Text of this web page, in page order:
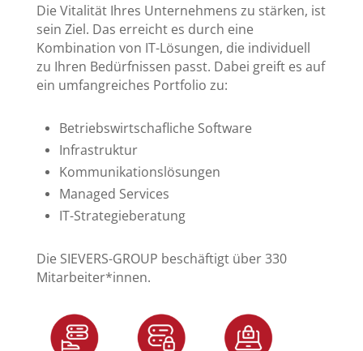
Die Vitalität Ihres Unternehmens zu stärken, ist
sein Ziel. Das erreicht es durch eine
Kombination von IT-Lösungen, die individuell
zu Ihren Bedürfnissen passt. Dabei greift es auf
ein umfangreiches Portfolio zu:
Betriebswirtschafliche Software
Infrastruktur
Kommunikationslösungen
Managed Services
IT-Strategieberatung
Die SIEVERS-GROUP beschäftigt über 330
Mitarbeiter*innen.